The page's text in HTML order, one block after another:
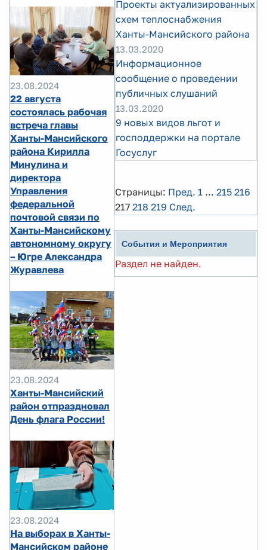
23.08.2024
22 августа
состоялась рабочая
встреча главы
Ханты-Мансийского
района Кирилла
Минулина и
директора
Управления
федеральной
почтовой связи по
Ханты-Мансийскому
автономному округу
– Югре Александра
Журавлева
23.08.2024
Ханты-Мансийский
район отпраздновал
День флага России!
23.08.2024
На выборах в Ханты-
Мансийском районе
Проекты актуализированных
схем теплоснабжения
Ханты-Мансийского района
13.03.2020
Информационное
сообщение о проведении
публичных слушаний
13.03.2020
9 новых видов льгот и
господдержки на портале
Госуслуг
Страницы: Пред. 1 ... 215 216
217 218 219 След.
События и Мероприятия
Раздел не найден.